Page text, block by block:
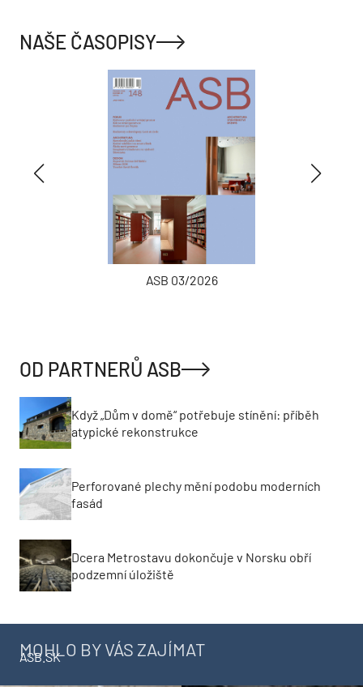
NAŠE ČASOPISY
ASB 03/2026
OD PARTNERŮ ASB
Když „Dům v domě“ potřebuje stínění: příběh
atypické rekonstrukce
Perforované plechy mění podobu moderních
fasád
Dcera Metrostavu dokončuje v Norsku obří
podzemní úložiště
MOHLO BY VÁS ZAJÍMAT
ASB.SK